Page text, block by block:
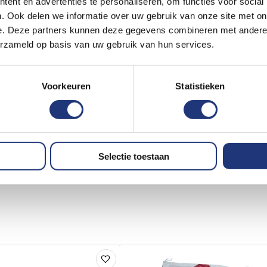
Ook delen we informatie over uw gebruik van onze site met
Deze partners kunnen deze gegevens combineren met
op basis van uw gebruik van hun services.
Voorkeuren Statistieken
Selectie toestaan
Voeg